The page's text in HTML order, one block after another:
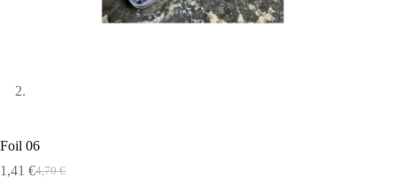
Foil 06
4,70€
Le
1,41 €Le